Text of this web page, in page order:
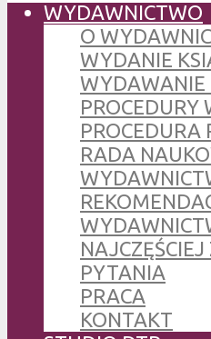
WYDAWNICTWO
O
WYDANIE
WYDAWANIE
PROCEDURY
PROCEDURA
RADA
PYTANIA
PRACA
KONTAKT